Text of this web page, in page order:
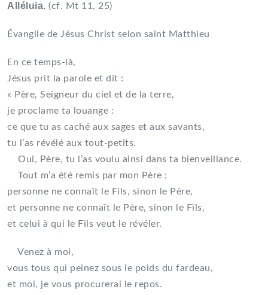
Alléluia. (cf. Mt 11, 25)
Évangile de Jésus Christ selon saint Matthieu
En ce temps-là,
Jésus prit la parole et dit :
« Père, Seigneur du ciel et de la terre,
je proclame ta louange :
ce que tu as caché aux sages et aux savants,
tu l’as révélé aux tout-petits.
Oui, Père, tu l’as voulu ainsi dans ta bienveillance.
Tout m’a été remis par mon Père ;
personne ne connaît le Fils, sinon le Père,
et personne ne connaît le Père, sinon le Fils,
et celui à qui le Fils veut le révéler.
Venez à moi,
vous tous qui peinez sous le poids du fardeau,
et moi, je vous procurerai le repos.